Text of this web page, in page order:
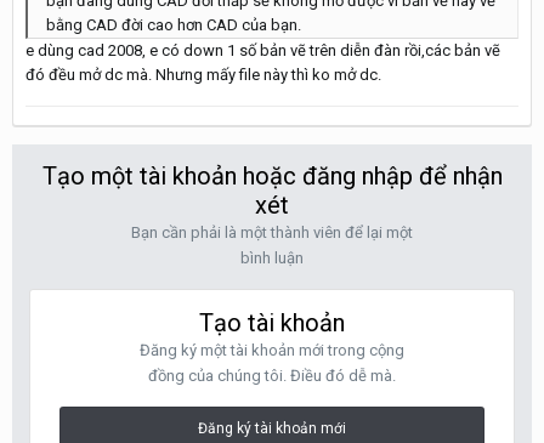
bằng CAD đời cao hơn CAD của bạn.
e dùng cad 2008, e có down 1 số bản vẽ trên diễn đàn rồi,các bản vẽ
đó đều mở dc mà. Nhưng mấy file này thì ko mở dc.
Tạo một tài khoản hoặc đăng nhập để nhận
xét
Bạn cần phải là một thành viên để lại một
bình luận
Tạo tài khoản
Đăng ký một tài khoản mới trong cộng
đồng của chúng tôi. Điều đó dễ mà.
Đăng ký tài khoản mới